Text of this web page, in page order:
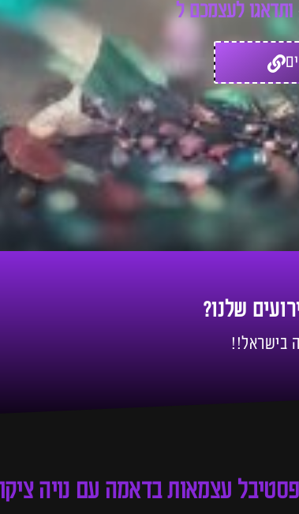
ותדאגו לעצמכם לכ
שלנו?
בישראל!!
פסטיבל עצמאות בדאמה עם נויה